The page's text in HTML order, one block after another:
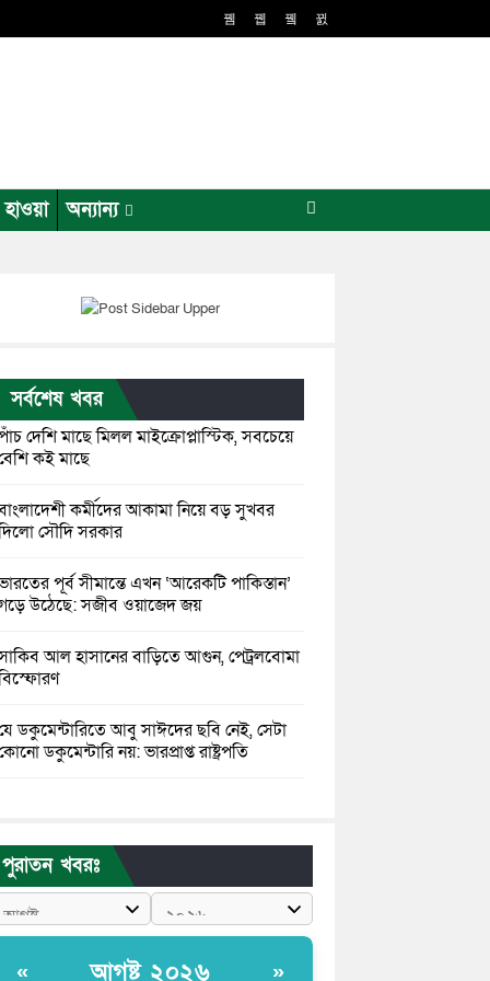
অন্যান্য
সর্বশেষ খবর
দেশি মাছে মিলল মাইক্রোপ্লাস্টিক, সবচেয়ে
কই মাছে
কর্মীদের আকামা নিয়ে বড় সুখবর
সৌদি সরকার
পূর্ব সীমান্তে এখন ‘আরেকটি পাকিস্তান’
উঠেছে: সজীব ওয়াজেদ জয়
আল হাসানের বাড়িতে আগুন, পেট্রলবোমা
ডকুমেন্টারিতে আবু সাঈদের ছবি নেই, সেটা
ডকুমেন্টারি নয়: ভারপ্রাপ্ত রাষ্ট্রপতি
তারেক রহমান ক্ষমতায় থাকবেন না, পতন শুরু
গেছে: পাটওয়ারী
আসিফ মাহমুদ
পুরাতন খবরঃ
« আগষ্ট ২০২৬ »